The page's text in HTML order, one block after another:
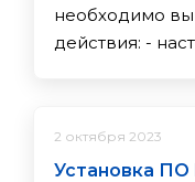
необходимо
действия: -
2 октября 2023
Установка ПО